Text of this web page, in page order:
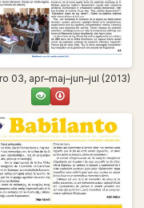
03, apr–maj–jun–jul (2013)